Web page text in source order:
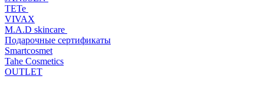
TETe
VIVAX
M.A.D skincare
Подарочные сертификаты
Smartcosmet
Tahe Cosmetics
OUTLET